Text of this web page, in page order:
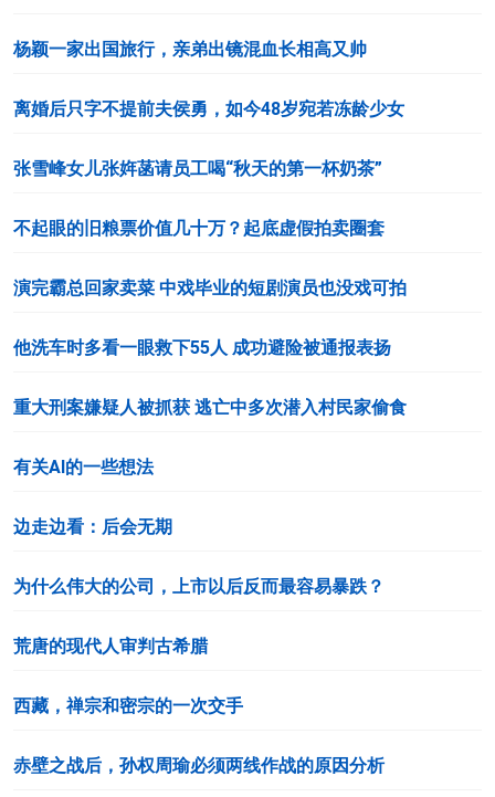
杨颖一家出国旅行，亲弟出镜混血长相高又帅
离婚后只字不提前夫侯勇，如今48岁宛若冻龄少女
张雪峰女儿张姩菡请员工喝“秋天的第一杯奶茶”
不起眼的旧粮票价值几十万？起底虚假拍卖圈套
演完霸总回家卖菜 中戏毕业的短剧演员也没戏可拍
他洗车时多看一眼救下55人 成功避险被通报表扬
重大刑案嫌疑人被抓获 逃亡中多次潜入村民家偷食
有关AI的一些想法
边走边看：后会无期
为什么伟大的公司，上市以后反而最容易暴跌？
荒唐的现代人审判古希腊
西藏，禅宗和密宗的一次交手
赤壁之战后，孙权周瑜必须两线作战的原因分析